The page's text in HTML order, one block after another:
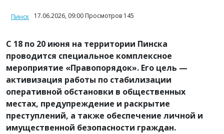
Пинск 17.06.2026, 09:00 Просмотров 145
С 18 по 20 июня на территории Пинска
проводится специальное комплексное
мероприятие «Правопорядок». Его цель —
активизация работы по стабилизации
оперативной обстановки в общественных
местах, предупреждение и раскрытие
преступлений, а также обеспечение личной и
имущественной безопасности граждан.